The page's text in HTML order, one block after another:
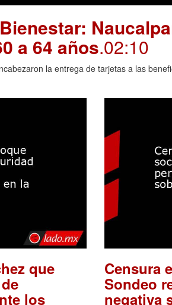
a 64 años.02:10
la entrega de tarjetas a las
que
los
Censura
Sondeo
negativa